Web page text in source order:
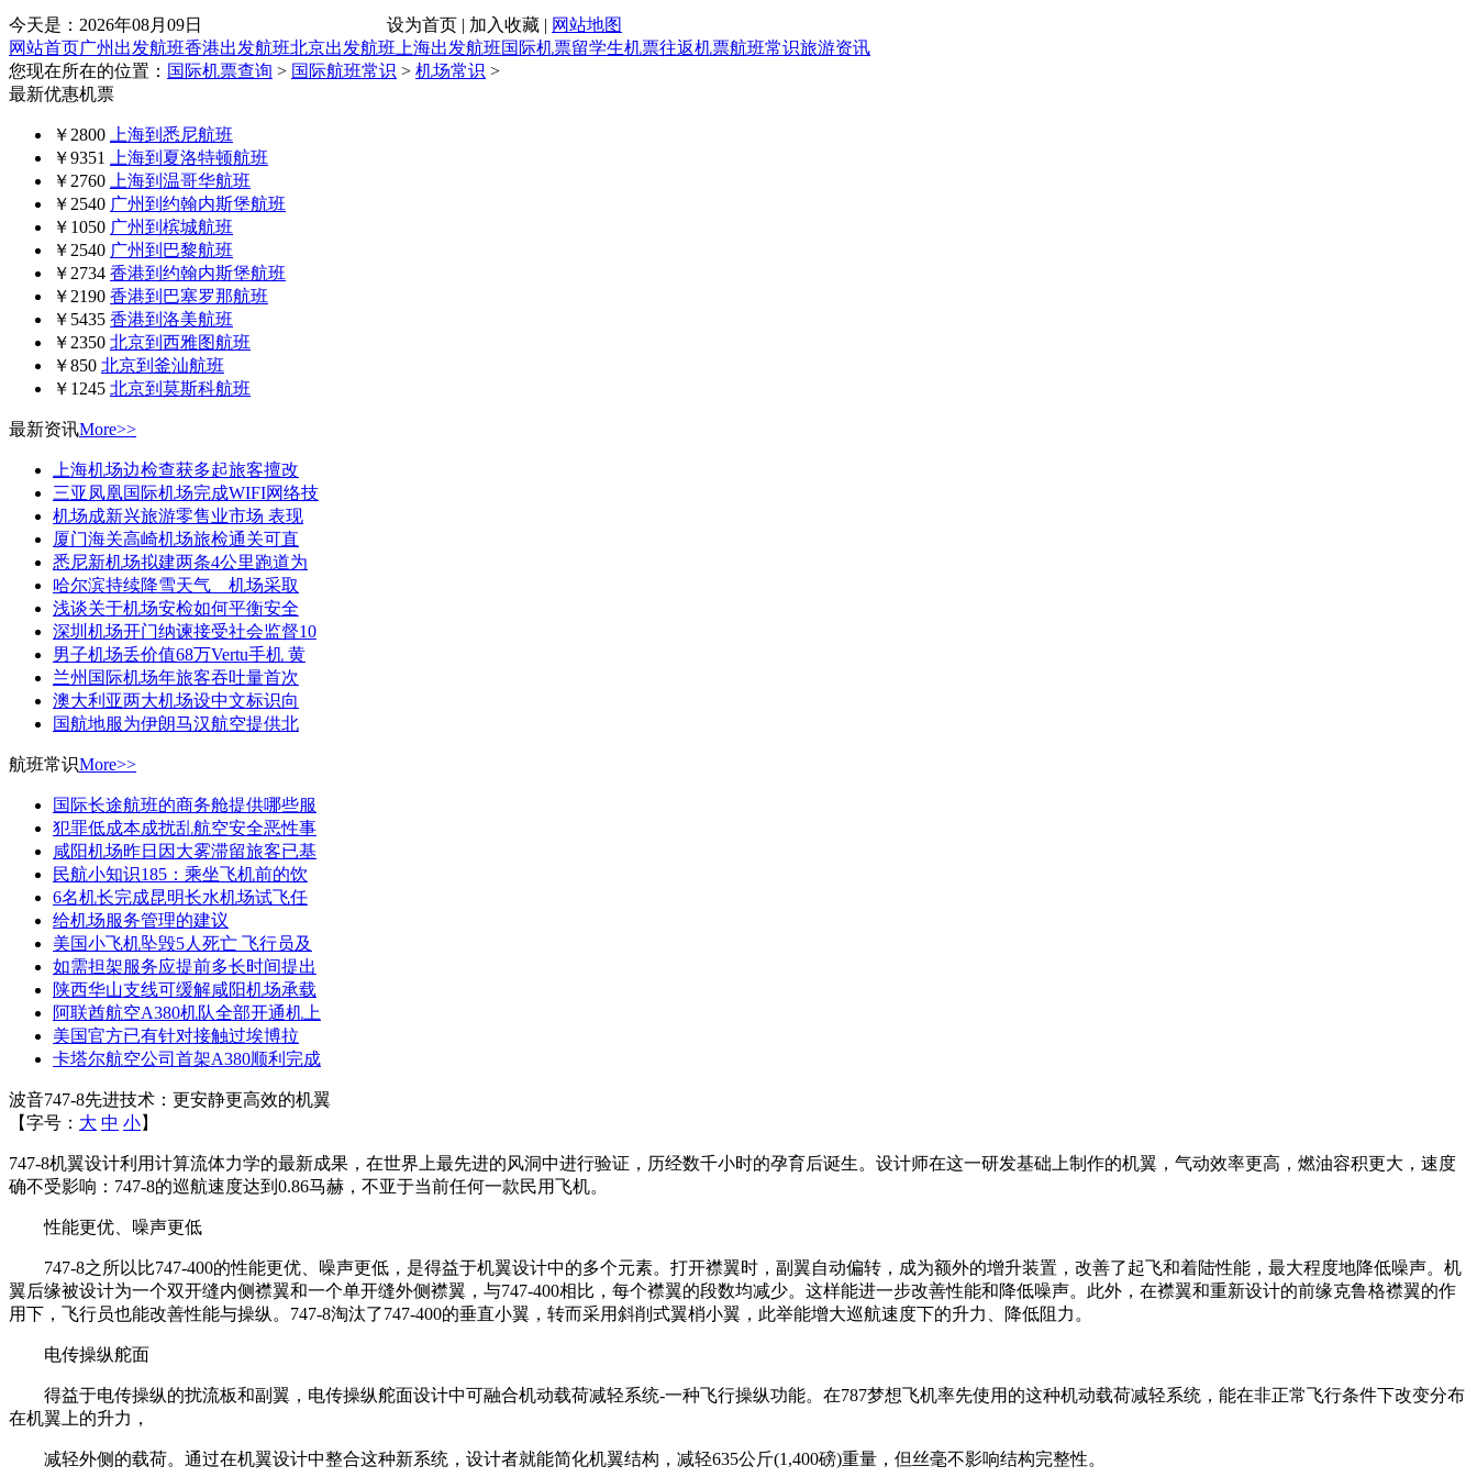
今天是： 2026年08月09日 设为首页 | 加入收藏 | 网站地图
网站首页广州出发航班香港出发航班北京出发航班 上海出发航班国际机票留学生机票往返机票航班常识旅游资讯
您现在所在的位置： 国际机票查询 > 国际航班常识 > 机场常识 >
最新优惠机票
￥2800
上海到悉尼航班
￥9351
上海到夏洛特顿航班
￥2760
上海到温哥华航班
￥2540 广州到约翰内斯堡航班
￥1050 广州到槟城航班
￥2540 广州到巴黎航班
￥2734 香港到约翰内斯堡航班
￥2190 香港到巴塞罗那航班
￥5435 香港到洛美航班
￥2350 北京到西雅图航班
￥850 北京到釜汕航班
￥1245 北京到莫斯科航班
最新资讯More>>
上海机场边检查获多起旅客擅改
三亚凤凰国际机场完成WIFI网络技
机场成新兴旅游零售业市场 表现
厦门海关高崎机场旅检通关可直
悉尼新机场拟建两条4公里跑道为
哈尔滨持续降雪天气 机场采取
浅谈关于机场安检如何平衡安全
深圳机场开门纳谏接受社会监督10
男子机场丢价值68万Vertu手机 黄
兰州国际机场年旅客吞吐量首次
澳大利亚两大机场设中文标识向
国航地服为伊朗马汉航空提供北
航班常识More>>
国际长途航班的商务舱提供哪些服
犯罪低成本成扰乱航空安全恶性事
咸阳机场昨日因大雾滞留旅客已基
民航小知识185：乘坐飞机前的饮
6名机长完成昆明长水机场试飞任
给机场服务管理的建议
美国小飞机坠毁5人死亡 飞行员及
如需担架服务应提前多长时间提出
陕西华山支线可缓解咸阳机场承载
阿联酋航空A380机队全部开通机上
美国官方已有针对接触过埃博拉
卡塔尔航空公司首架A380顺利完成
波音747-8先进技术：更安静更高效的机翼
【字号： 大 中 小】
747-8机翼设计利用计算流体力学的最新成果，在世界上最先进的风洞中进行验证，历经数千小时的孕育后诞生。设计师在这一研发基础上制作的机翼，气动效率更高，燃油容积更大，速度
确不受影响：747-8的巡航速度达到0.86马赫，不亚于当前任何一款民用飞机。
性能更优、噪声更低
747-8之所以比747-400的性能更优、噪声更低，是得益于机翼设计中的多个元素。打开襟翼时，副翼自动偏转，成为额外的增升装置，改善了起飞和着陆性能，最大程度地降低噪声。机
翼后缘被设计为一个双开缝内侧襟翼和一个单开缝外侧襟翼，与747-400相比，每个襟翼的段数均减少。这样能进一步改善性能和降低噪声。此外，在襟翼和重新设计的前缘克鲁格襟翼的作
用下，飞行员也能改善性能与操纵。747-8淘汰了747-400的垂直小翼，转而采用斜削式翼梢小翼，此举能增大巡航速度下的升力、降低阻力。
电传操纵舵面
得益于电传操纵的扰流板和副翼，电传操纵舵面设计中可融合机动载荷减轻系统-一种飞行操纵功能。在787梦想飞机率先使用的这种机动载荷减轻系统，能在非正常飞行条件下改变分布
在机翼上的升力，
减轻外侧的载荷。通过在机翼设计中整合这种新系统，设计者就能简化机翼结构，减轻635公斤(1,400磅)重量，但丝毫不影响结构完整性。